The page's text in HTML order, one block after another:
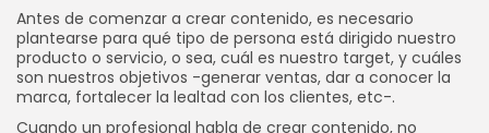
Antes de comenzar a crear contenido, es necesario
plantearse para qué tipo de persona está dirigido nuestro
producto o servicio, o sea, cuál es nuestro target, y cuáles
son nuestros objetivos -generar ventas, dar a conocer la
marca, fortalecer la lealtad con los clientes, etc-.
Cuando un profesional habla de crear contenido, no